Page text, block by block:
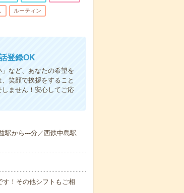
ルーティン
登録OK
など、あなたの希望を
笑顔で挨拶をすること
ません！安心してご応
駅から---分／西鉄中島駅
す！その他シフトもご相